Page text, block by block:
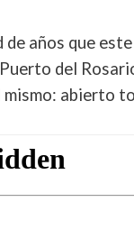
años que
del
abierto